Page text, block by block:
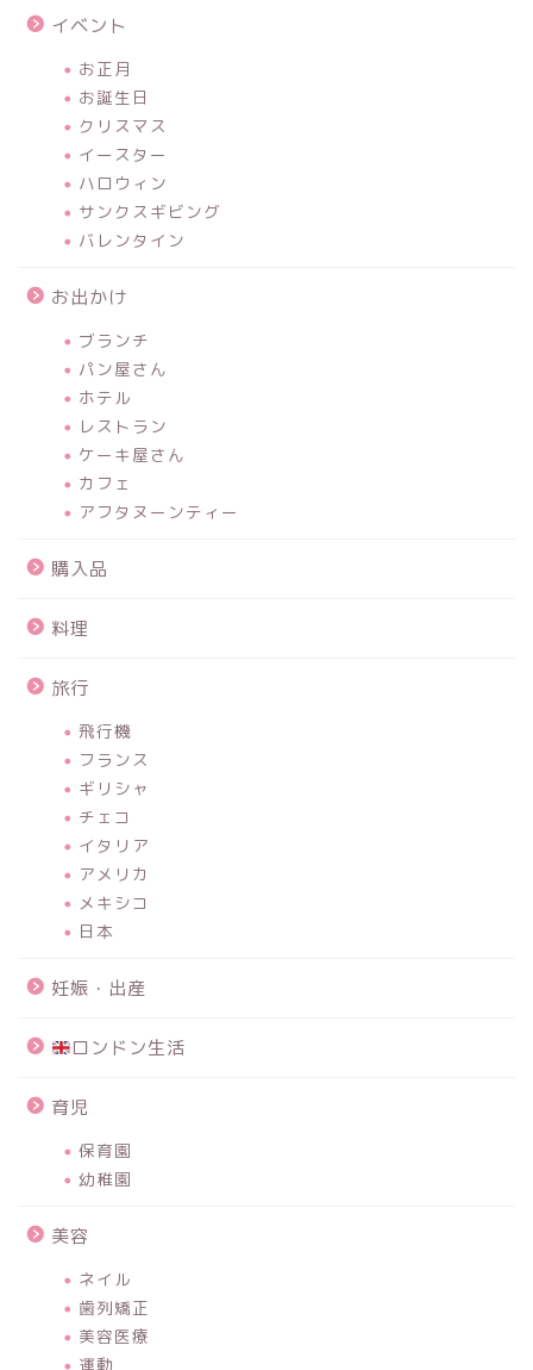
イベント
お正月
お誕生日
クリスマス
イースター
ハロウィン
サンクスギビング
バレンタイン
お出かけ
ブランチ
パン屋さん
ホテル
レストラン
ケーキ屋さん
カフェ
アフタヌーンティー
購入品
料理
旅行
飛行機
フランス
ギリシャ
チェコ
イタリア
アメリカ
メキシコ
日本
妊娠・出産
ロンドン生活
育児
保育園
幼稚園
美容
ネイル
歯列矯正
美容医療
運動